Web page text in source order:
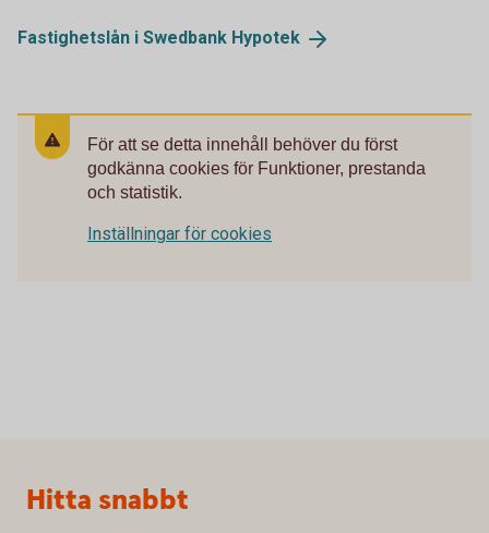
Fastighetslån i Swedbank Hypotek
För att se detta innehåll behöver du först
godkänna cookies för Funktioner, prestanda
och statistik.
Inställningar för cookies
Sidfot
Hitta snabbt